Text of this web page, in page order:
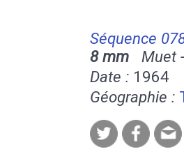
Séquence
8 mm Muet
Date : 1964
Géographie :